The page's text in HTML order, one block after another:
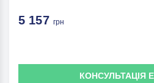
5 157 грн
КОНСУЛЬТАЦІЯ